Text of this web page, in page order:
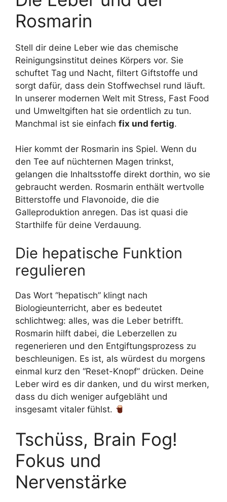
Rosmarin
Stell dir deine Leber wie das chemische
Reinigungsinstitut deines Körpers vor. Sie
schuftet Tag und Nacht, filtert Giftstoffe und
sorgt dafür, dass dein Stoffwechsel rund läuft.
In unserer modernen Welt mit Stress, Fast Food
und Umweltgiften hat sie ordentlich zu tun.
Manchmal ist sie einfach fix und fertig.
Hier kommt der Rosmarin ins Spiel. Wenn du
den Tee auf nüchternen Magen trinkst,
gelangen die Inhaltsstoffe direkt dorthin, wo sie
gebraucht werden. Rosmarin enthält wertvolle
Bitterstoffe und Flavonoide, die die
Galleproduktion anregen. Das ist quasi die
Starthilfe für deine Verdauung.
Die hepatische Funktion
regulieren
Das Wort “hepatisch” klingt nach
Biologieunterricht, aber es bedeutet
schlichtweg: alles, was die Leber betrifft.
Rosmarin hilft dabei, die Leberzellen zu
regenerieren und den Entgiftungsprozess zu
beschleunigen. Es ist, als würdest du morgens
einmal kurz den “Reset-Knopf” drücken. Deine
Leber wird es dir danken, und du wirst merken,
dass du dich weniger aufgebläht und
insgesamt vitaler fühlst.
Tschüss, Brain Fog!
Fokus und
Nervenstärke